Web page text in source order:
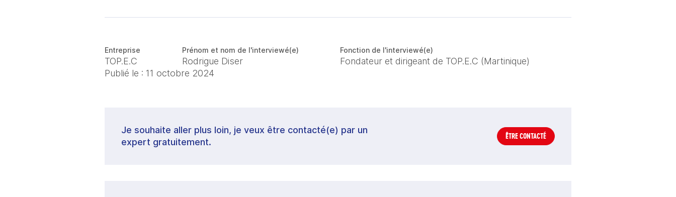
Entreprise
TOP.E.C
Prénom et nom de l'interviewé(e)
Rodrigue Diser
Fonction de l'interviewé(e)
Fondateur et dirigeant de TOP.E.C (Martinique)
Publié le : 11 octobre 2024
Je souhaite aller plus loin, je veux être contacté(e) par un
expert gratuitement.
ÊTRE CONTACTÉ